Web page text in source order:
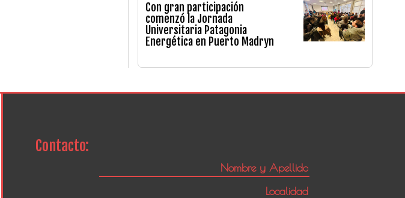
Con gran participación
comenzó la Jornada
Universitaria Patagonia
Energética en Puerto Madryn
Contacto: